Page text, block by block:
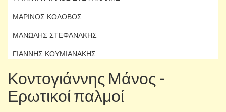
ΜΑΡΙΝΟΣ ΚΟΛΟΒΟΣ
ΜΑΝΩΛΗΣ ΣΤΕΦΑΝΑΚΗΣ
ΓΙΑΝΝΗΣ ΚΟΥΜΙΑΝΑΚΗΣ
Κοντογιάννης Μάνος -
Ερωτικοί παλμοί